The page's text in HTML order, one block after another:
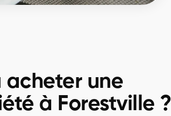
acheter une
à Forestville ?